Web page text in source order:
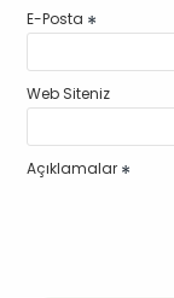
E-Posta
Web Siteniz
Açıklamalar